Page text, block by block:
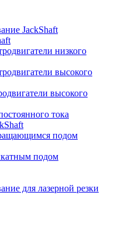
JackShaft
низкого
высокого
высокого
тока
подом
подом
для лазерной резки